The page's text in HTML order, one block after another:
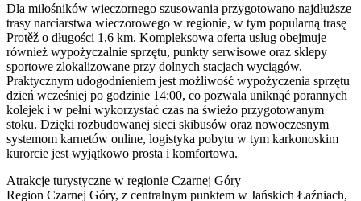
Dla miłośników wieczornego szusowania przygotowano najdłuższe
trasy narciarstwa wieczorowego w regionie, w tym popularną trasę
Protěž o długości 1,6 km. Kompleksowa oferta usług obejmuje
również wypożyczalnie sprzętu, punkty serwisowe oraz sklepy
sportowe zlokalizowane przy dolnych stacjach wyciągów.
Praktycznym udogodnieniem jest możliwość wypożyczenia sprzętu
dzień wcześniej po godzinie 14:00, co pozwala uniknąć porannych
kolejek i w pełni wykorzystać czas na świeżo przygotowanym
stoku. Dzięki rozbudowanej sieci skibusów oraz nowoczesnym
systemom karnetów online, logistyka pobytu w tym karkonoskim
kurorcie jest wyjątkowo prosta i komfortowa.
Atrakcje turystyczne w regionie Czarnej Góry
Region Czarnej Góry, z centralnym punktem w Jańskich Łaźniach,